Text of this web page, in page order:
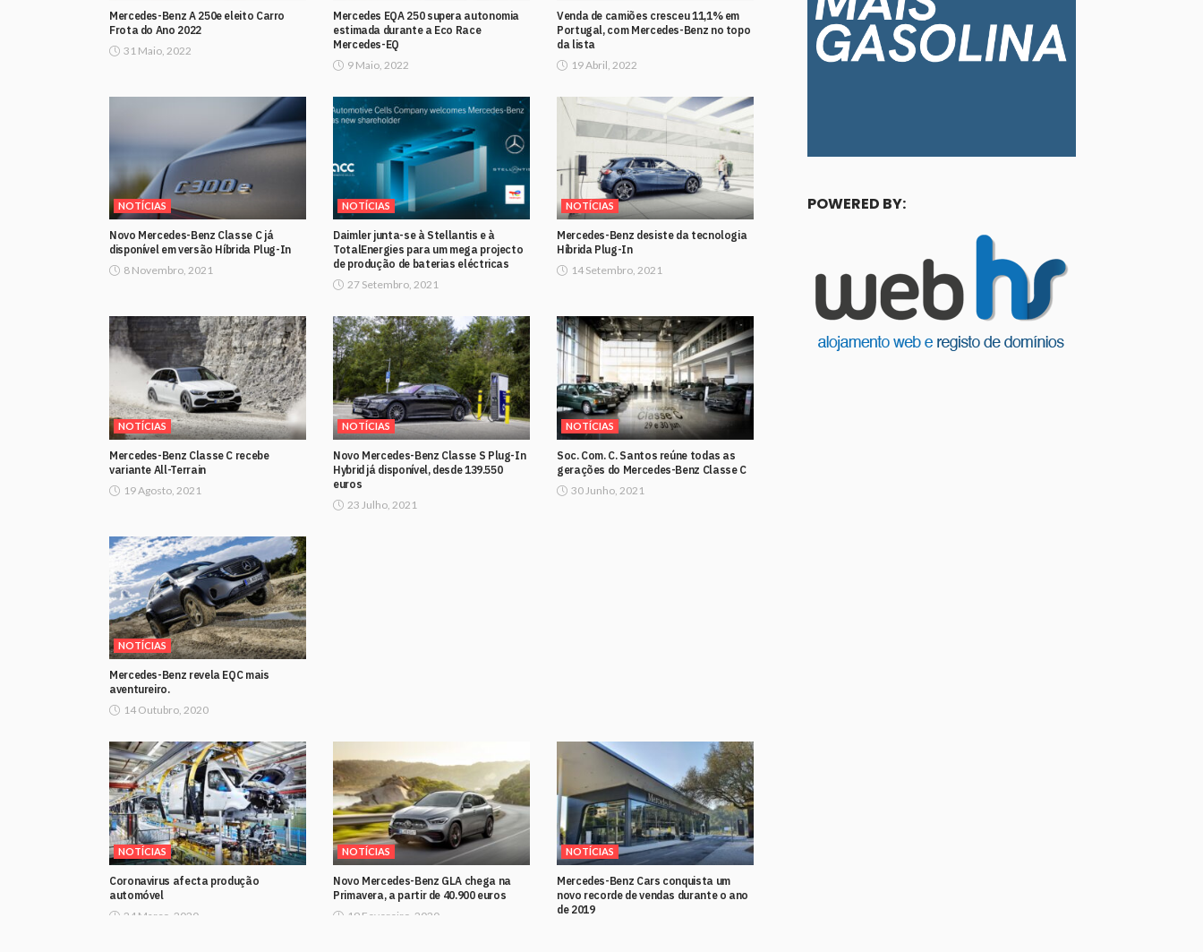
Mercedes-Benz A 250e eleito Carro
Frota do Ano 2022
31 Maio, 2022
Mercedes EQA 250 supera autonomia
estimada durante a Eco Race
Mercedes-EQ
9 Maio, 2022
Venda de camiões cresceu 11,1% em
Portugal, com Mercedes-Benz no topo
da lista
19 Abril, 2022
NOTÍCIAS
Novo Mercedes-Benz Classe C já
disponível em versão Híbrida Plug-In
8 Novembro, 2021
NOTÍCIAS
Daimler junta-se à Stellantis e à
TotalEnergies para um mega projecto
de produção de baterias eléctricas
27 Setembro, 2021
NOTÍCIAS
Mercedes-Benz desiste da tecnologia
Híbrida Plug-In
14 Setembro, 2021
NOTÍCIAS
Mercedes-Benz Classe C recebe
variante All-Terrain
19 Agosto, 2021
NOTÍCIAS
Novo Mercedes-Benz Classe S Plug-In
Hybrid já disponível, desde 139.550
euros
23 Julho, 2021
NOTÍCIAS
Soc. Com. C. Santos reúne todas as
gerações do Mercedes-Benz Classe C
30 Junho, 2021
NOTÍCIAS
Mercedes-Benz revela EQC mais
aventureiro.
14 Outubro, 2020
NOTÍCIAS
Coronavirus afecta produção
automóvel
24 Março, 2020
NOTÍCIAS
Novo Mercedes-Benz GLA chega na
Primavera, a partir de 40.900 euros
19 Fevereiro, 2020
NOTÍCIAS
Mercedes-Benz Cars conquista um
novo recorde de vendas durante o ano
de 2019
POWERED BY: